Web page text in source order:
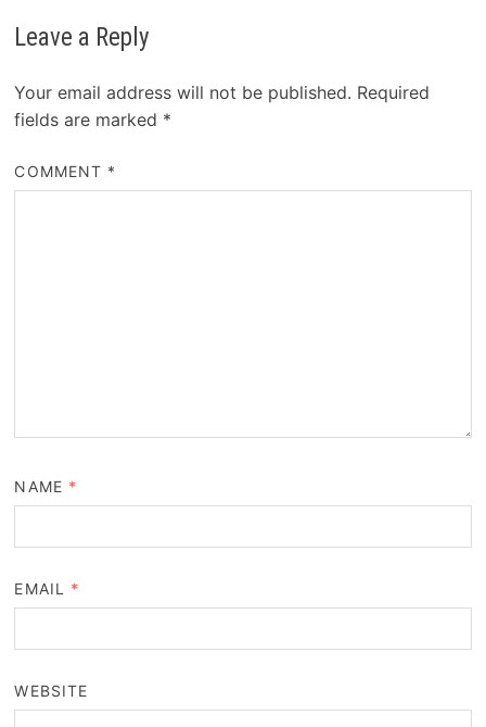
Leave a Reply
Your email address will not be published. Required
fields are marked *
COMMENT *
NAME *
EMAIL *
WEBSITE